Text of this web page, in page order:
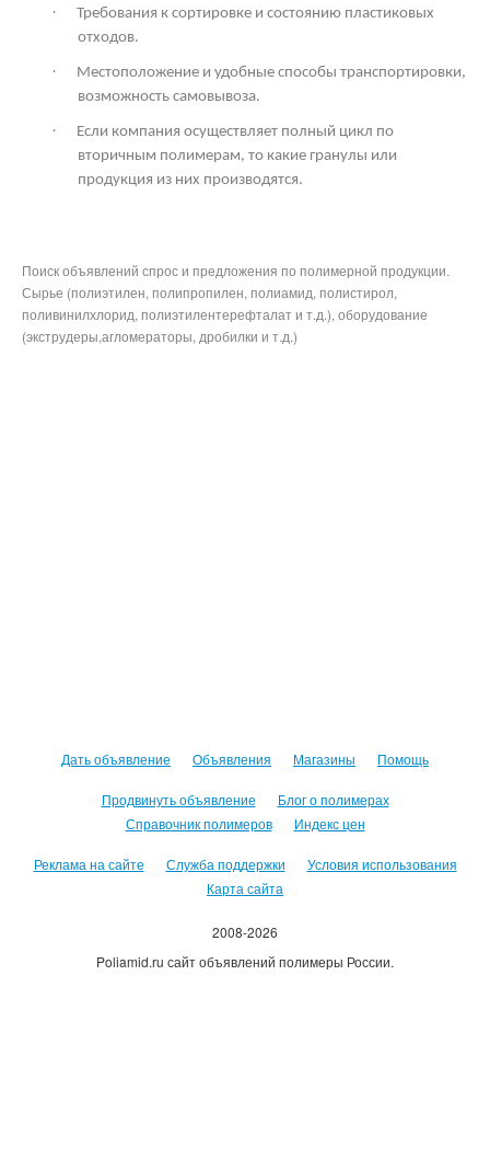
·
Требования к сортировке и состоянию пластиковых
отходов.
·
Местоположение и удобные способы транспортировки,
возможность самовывоза.
·
Если компания осуществляет полный цикл по
вторичным полимерам, то какие гранулы или
продукция из них производятся.
Поиск объявлений спрос и предложения по полимерной продукции.
Сырье (полиэтилен, полипропилен, полиамид, полистирол,
поливинилхлорид, полиэтилентерефталат и т.д.), оборудование
(экструдеры,агломераторы, дробилки и т.д.)
Дать объявление Объявления Магазины Помощь
Продвинуть объявление
Блог о полимерах
Справочник полимеров
Индекс цен
Реклама на сайте Служба поддержки
Условия использования
Карта сайта
2008-2026
Poliamid.ru сайт объявлений полимеры России.